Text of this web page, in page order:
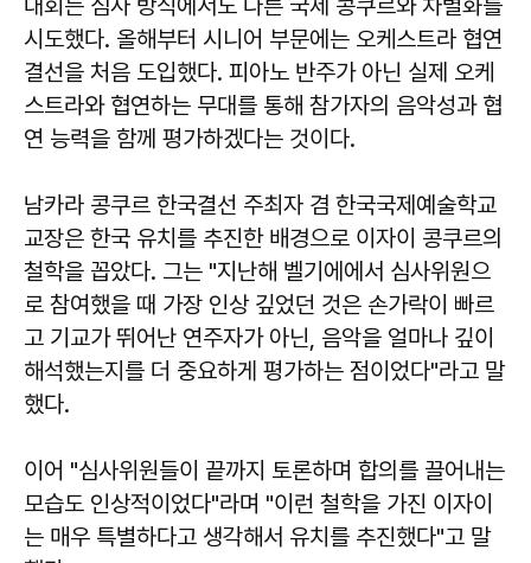
시도했다. 올해부터 시니어 부문에는 오케스트라 협연
결선을 처음 도입했다. 피아노 반주가 아닌 실제 오케
스트라와 협연하는 무대를 통해 참가자의 음악성과 협
연 능력을 함께 평가하겠다는 것이다.
남카라 콩쿠르 한국결선 주최자 겸 한국국제예술학교
교장은 한국 유치를 추진한 배경으로 이자이 콩쿠르의
철학을 꼽았다. 그는 "지난해 벨기에에서 심사위원으
로 참여했을 때 가장 인상 깊었던 것은 손가락이 빠르
고 기교가 뛰어난 연주자가 아닌, 음악을 얼마나 깊이
해석했는지를 더 중요하게 평가하는 점이었다"라고 말
했다.
이어 "심사위원들이 끝까지 토론하며 합의를 끌어내는
모습도 인상적이었다"라며 "이런 철학을 가진 이자이
는 매우 특별하다고 생각해서 유치를 추진했다"고 말